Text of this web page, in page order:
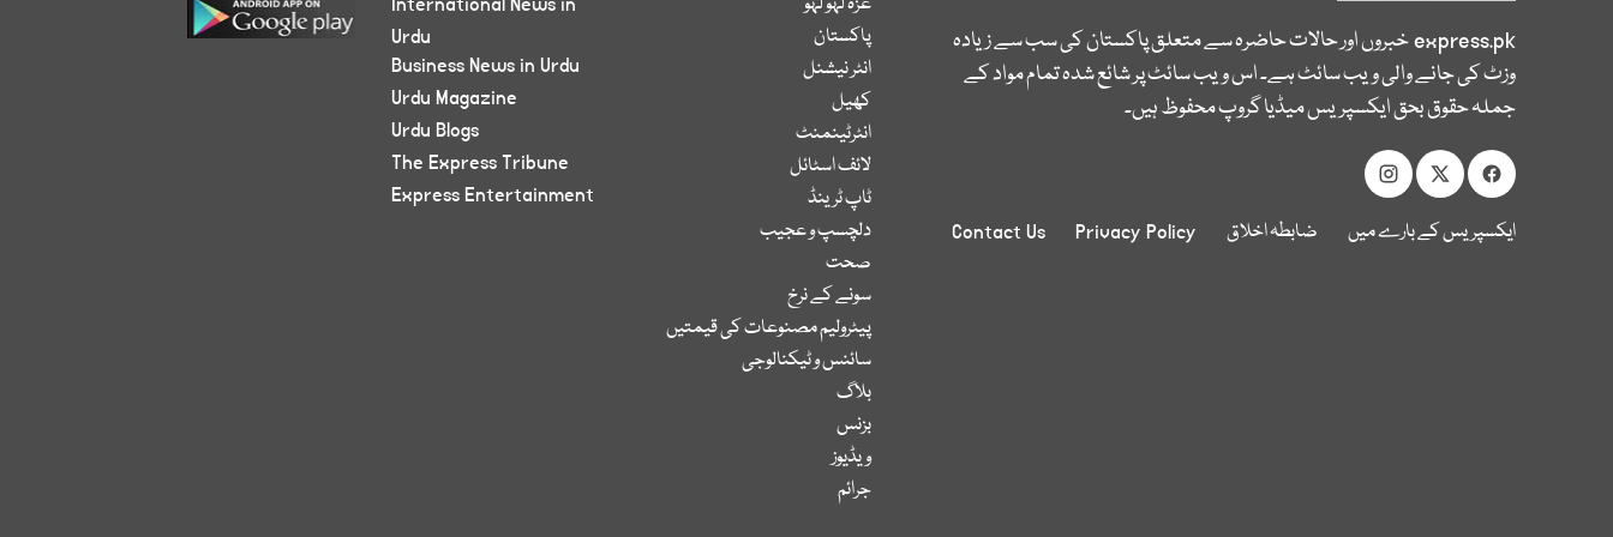
express.pkخبروں اور حالات حاضرہ سے متعلق پاکستان کی سب سے زیادہ
وزٹ کی جانے والی ویب سائٹ ہے۔ اس ویب سائٹ پر شائع شدہ تمام مواد کے
جملہ حقوق بحق ایکسپریس میڈیا گروپ محفوظ ہیں۔
ایکسپریس کے بارے میں ضابطہ اخلاق Privacy Policy
Contact Us
پاکستان
انٹر نیشنل
کھیل
انٹرٹینمنٹ
لائف اسٹائل
ٹاپ ٹرینڈ
دلچسپ و عجیب
صحت
سونے کے نرخ
پیٹرولیم مصنوعات کی قیمتیں
سائنس و ٹیکنالوجی
بلاگ
بزنس
ویڈیوز
جرائم
Urdu
Business News in Urdu
Urdu Magazine
Urdu Blogs
The Express Tribune
Express Entertainment